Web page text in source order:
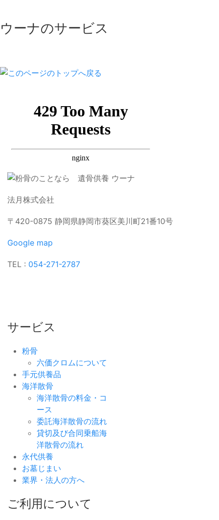
ウーナのサービス
法月株式会社
〒420-0875 静岡県静岡市葵区美川町21番10号
Google map
TEL : 054-271-2787
サービス
粉骨
六価クロムについて
手元供養品
海洋散骨
海洋散骨の料金・コ
ース
委託海洋散骨の流れ
貸切及び合同乗船海
洋散骨の流れ
永代供養
お墓じまい
業界・法人の方へ
ご利用について